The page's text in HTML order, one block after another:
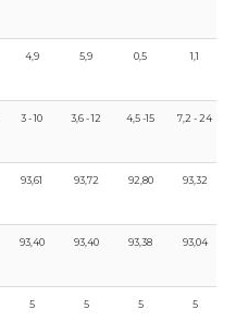
4,9 5,9 0,5 1,1
3 - 10 3,6 - 12 4,5 -15 7,2 - 24
93,61 93,72 92,80 93,32
93,40 93,40 93,38 93,04
5 5 5 5